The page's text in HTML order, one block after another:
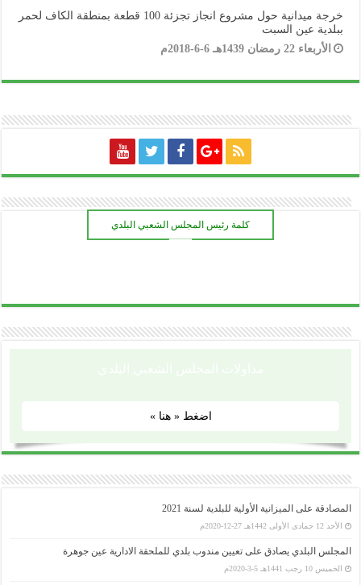
خرجة ميدانية حول مشروع انجاز تجزئة 100 قطعة بمنطقة الكاف لحمر
ببلدية عين السبت
الأربعاء 22 رمضان 1439هـ 6-6-2018م
كلمة رئيس المجلس الشعبي البلدي
ـــــــ
اضغط « هنا »
المصادقة على الميزانية الأولية للبلدية لسنة 2021
الأحد 12 جمادى الأولى 1442هـ 27-12-2020م
المجلس البلدي يصادق على تعيين مندوب بلدي للملحقة الادارية عين جوهرة
الخميس 10 رجب 1441هـ 5-3-2020م
وزارة الداخلية و الجماعات المحلية
المجلس الدستوري
مجلس الأمة
رئاسة الحكومة
الجريدة الرسمية